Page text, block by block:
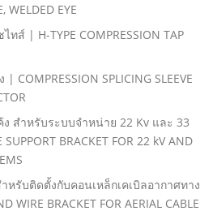
WELDED EYE
ส์ | H-TYPE COMPRESSION TAP
SPLICING SLEEVE
ง สําหรับระบบจําหน่าย 22 Kv และ 33
BRACKET FOR 22 kV AND
รับติดตั้งกับคอนเหล็กเคเบิลอากาศทาง
WIRE BRACKET FOR AERIAL CABLE